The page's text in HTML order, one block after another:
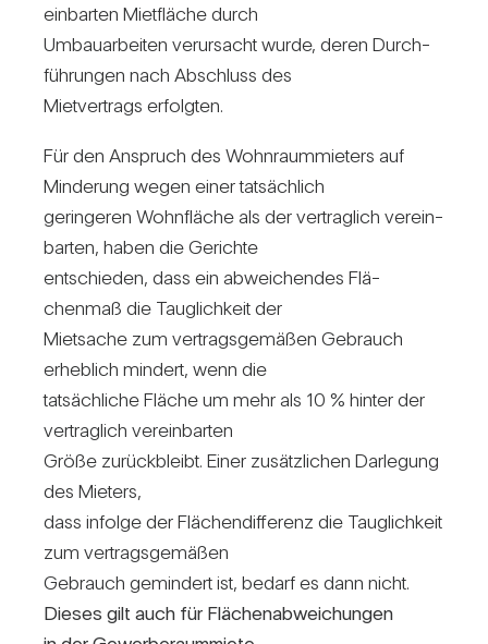
ein­barten Miet­fläche durch
Umbau­ar­beiten ver­ur­sacht wurde, deren Durch­
füh­rungen nach Abschluss des
Miet­ver­trags erfolgten.
Für den Anspruch des Wohn­raum­mie­ters auf
Min­de­rung wegen einer tat­säch­lich
gerin­geren Wohn­fläche als der ver­trag­lich ver­ein­
barten, haben die Gerichte
ent­schieden, dass ein abwei­chendes Flä­
chenmaß die Taug­lich­keit der
Miet­sache zum ver­trags­ge­mäßen Gebrauch
erheb­lich min­dert, wenn die
tat­säch­liche Fläche um mehr als 10 % hinter der
ver­trag­lich ver­ein­barten
Größe zurück­bleibt. Einer zusätz­li­chen Dar­le­gung
des Mie­ters,
dass infolge der Flä­chen­dif­fe­renz die Taug­lich­keit
zum ver­trags­ge­mäßen
Gebrauch gemin­dert ist, bedarf es dann nicht.
Dieses gilt auch für Flä­chen­ab­wei­chungen